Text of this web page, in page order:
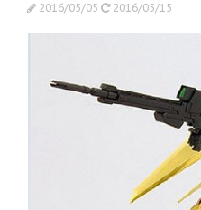
2016/05/05 2016/05/15